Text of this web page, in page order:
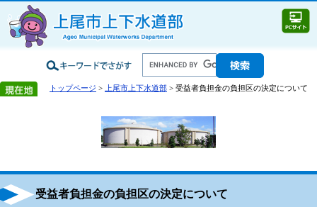
トップページ > 上尾市上下水道部 > 受益者負担金の負担区の決定について
受益者負担金の負担区の決定について